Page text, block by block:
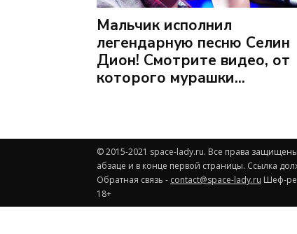
Мальчик исполнил
легендарную песню Селин
Дион! Смотрите видео, от
которого мурашки...
© 2015-2021 space-lady.ru. Все права
абзаце и в конце первой страницы. Ссылка
Обратная связь - contact@space-lady.ru Шеф-
18+